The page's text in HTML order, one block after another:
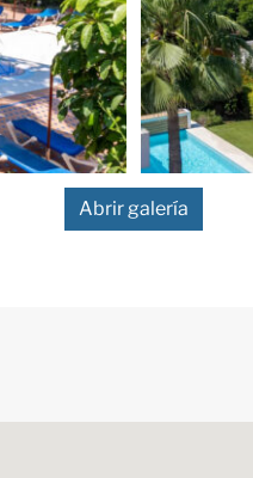
Oro es la
de la ciudad
paseo
Marbella
del
por lo
Abrir galería